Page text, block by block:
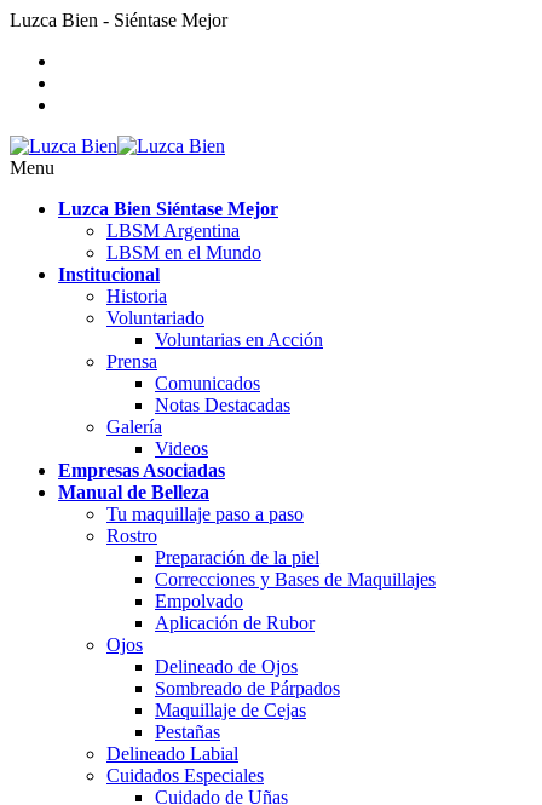
Luzca Bien - Siéntase Mejor
Menu
Luzca Bien Siéntase Mejor
LBSM Argentina
LBSM en el Mundo
Institucional
Historia
Voluntariado
Voluntarias en Acción
Prensa
Comunicados
Notas Destacadas
Galería
Videos
Empresas Asociadas
Manual de Belleza
Tu maquillaje paso a paso
Rostro
Preparación de la piel
Correcciones y Bases de Maquillajes
Empolvado
Aplicación de Rubor
Ojos
Delineado de Ojos
Sombreado de Párpados
Maquillaje de Cejas
Pestañas
Delineado Labial
Cuidados Especiales
Cuidado de Uñas